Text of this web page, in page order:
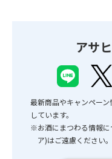
アサ
最新商品やキャンペー
しています。
※お酒にまつわる情報に
ア)はご遠慮ください。